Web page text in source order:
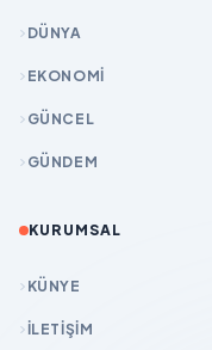
DÜNYA
EKONOMİ
GÜNCEL
GÜNDEM
KURUMSAL
KÜNYE
İLETIŞIM